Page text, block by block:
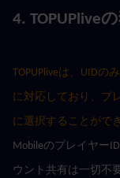
4. TOPUPlive
TOPUPliveは、UID
に対応しており、プ
に選択することがで
Mobileのプレイヤー
ウント共有は一切不